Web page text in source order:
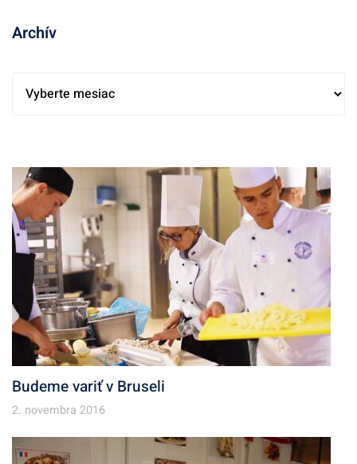
Archív
í
Budeme variť v Bruseli
2. novembra 2016